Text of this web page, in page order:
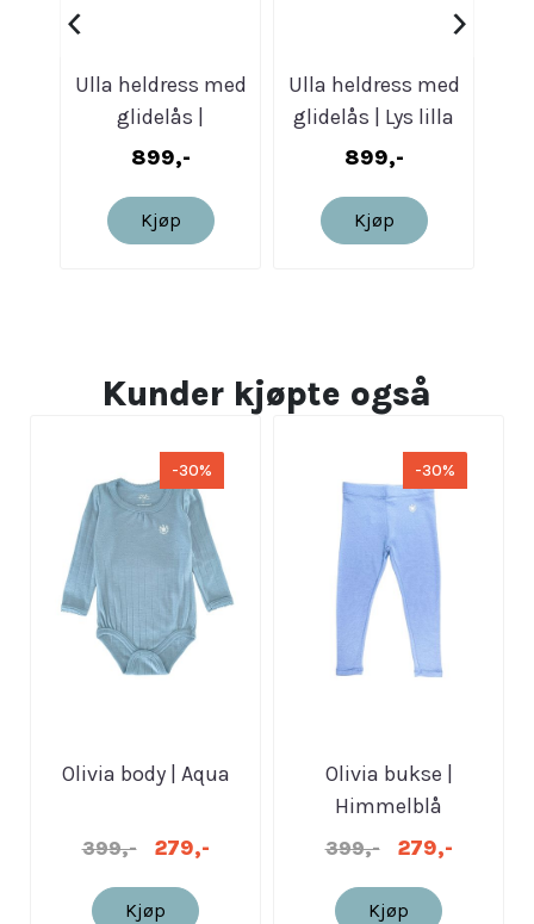
Ulla heldress med
glidelås |
Mosegrønn
899,-
Kjøp
Ulla heldress med
glidelås | Lys lilla
899,-
Kjøp
‹ ›
Kunder kjøpte også
-30%
Olivia body | Aqua
399,- 279,-
Kjøp
-30%
Olivia bukse |
Himmelblå
399,- 279,-
Kjøp